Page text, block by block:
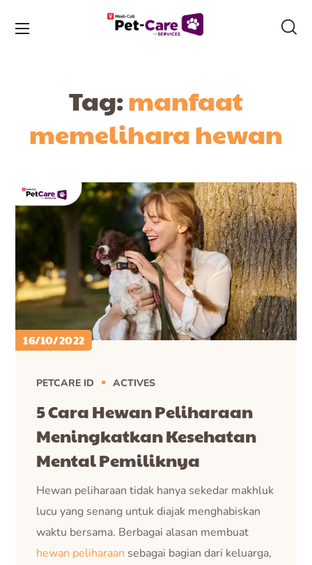
Tag:manfaat
memelihara hewan
16/10/2022
PETCARE ID ACTIVES
5 Cara Hewan Peliharaan
Meningkatkan Kesehatan
Mental Pemiliknya
Hewan peliharaan tidak hanya sekedar makhluk
lucu yang senang untuk diajak menghabiskan
waktu bersama. Berbagai alasan membuat
hewan peliharaan sebagai bagian dari keluarga,